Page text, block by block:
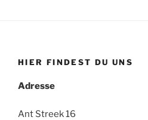
HIER FINDEST DU UNS
Adresse
Ant Streek 16